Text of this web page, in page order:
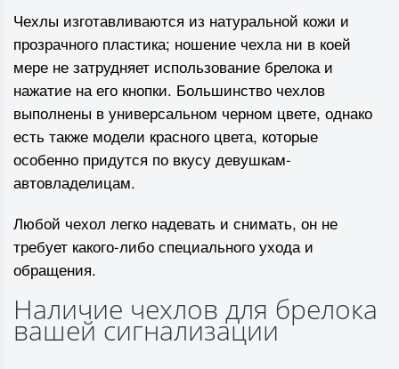
Чехлы изготавливаются из натуральной кожи и
прозрачного пластика; ношение чехла ни в коей
мере не затрудняет использование брелока и
нажатие на его кнопки. Большинство чехлов
выполнены в универсальном черном цвете, однако
есть также модели красного цвета, которые
особенно придутся по вкусу девушкам-
автовладелицам.
Любой чехол легко надевать и снимать, он не
требует какого-либо специального ухода и
обращения.
Наличие чехлов для брелока
вашей сигнализации